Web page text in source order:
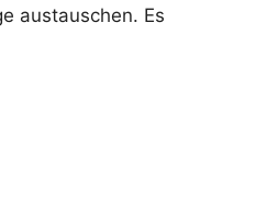
austauschen. Es